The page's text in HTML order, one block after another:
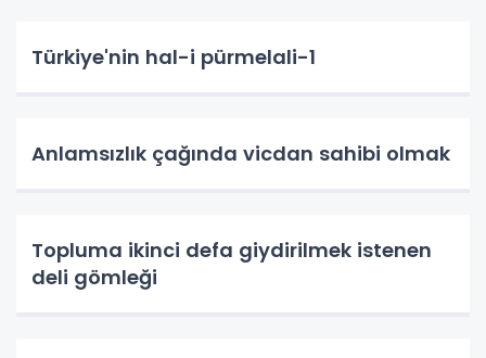
Türkiye'nin hal-i pürmelali-1
Anlamsızlık çağında vicdan sahibi olmak
Topluma ikinci defa giydirilmek istenen
deli gömleği